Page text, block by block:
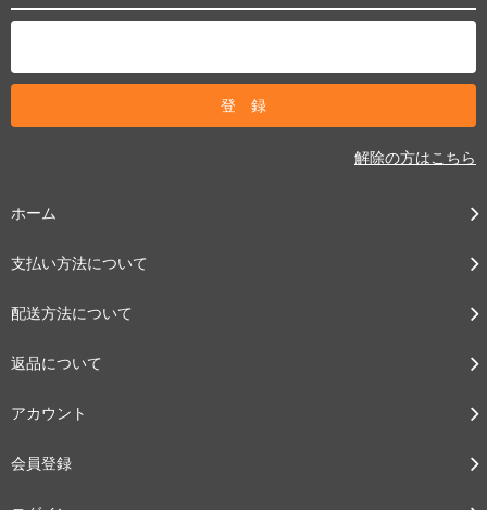
解除の方はこちら
ホーム
支払い方法について
配送方法について
返品について
アカウント
会員登録